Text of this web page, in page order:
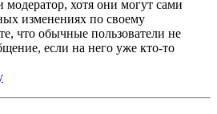
модератор, хотя они могут сами
изменениях по своему
что обычные пользователи не
если на него уже кто-то